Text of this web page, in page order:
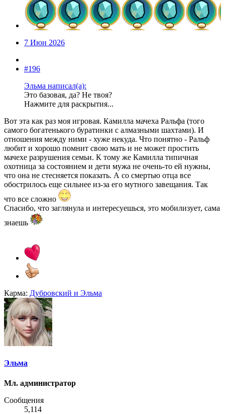
7 Июн 2026
#196
Эльма написал(а):
Это базовая, да? Не твоя?
Нажмите для раскрытия...
Вот эта как раз моя игровая. Камилла мачеха Ральфа (того
самого богатенького буратинки с алмазными шахтами). И
отношения между ними - хуже некуда. Что понятно - Ральф
любит и хорошо помнит свою мать и не может простить
мачехе разрушения семьи. К тому же Камилла типичная
охотница за состоянием и дети мужа не очень-то ей нужны,
что она не стесняется показать. А со смертью отца все
обострилось еще сильнее из-за его мутного завещания. Так
что все сложно
Спасибо, что заглянула и интересуешься, это мобилизует, сама
знаешь
Карма: Дубровский и Эльма
Эльма
Мл. администратор
Сообщения
5,114